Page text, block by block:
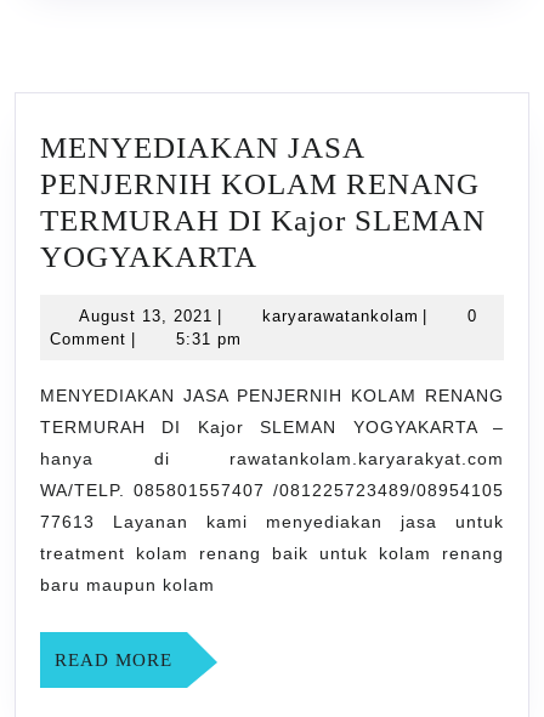
MENYEDIAKAN JASA
PENJERNIH KOLAM RENANG
TERMURAH DI Kajor SLEMAN
YOGYAKARTA
PENJERNIH
RENANG
TERMURAH
DI
Kajor
SLEMAN
August 13, 2021 August
13,
karyarawatankolam
0
Comment
5:31 pm
MENYEDIAKAN JASA PENJERNIH KOLAM RENANG
TERMURAH DI Kajor SLEMAN YOGYAKARTA –
hanya di rawatankolam.karyarakyat.com
WA/TELP. 085801557407 /081225723489/08954105
77613 Layanan kami menyediakan jasa untuk
treatment kolam renang baik untuk kolam renang
baru maupun kolam
READ MORE READ
MORE